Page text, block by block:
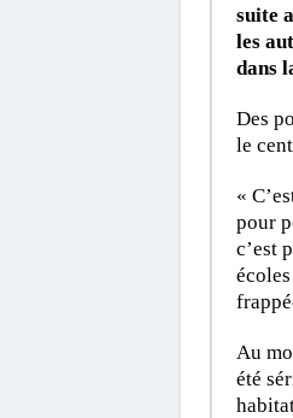
suite
les
dans
Des
le
«
pour
c’est
Au
été